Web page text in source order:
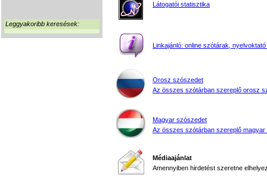
Leggyakoribb keresések:
Látogatói statisztika
Linkajánló: online szótárak, nyelvoktató
Orosz szószedet
Az összes szótárban szereplő orosz
Magyar szószedet
Az összes szótárban szereplő magyar
Médiaajánlat
Amennyiben hirdetést szeretne